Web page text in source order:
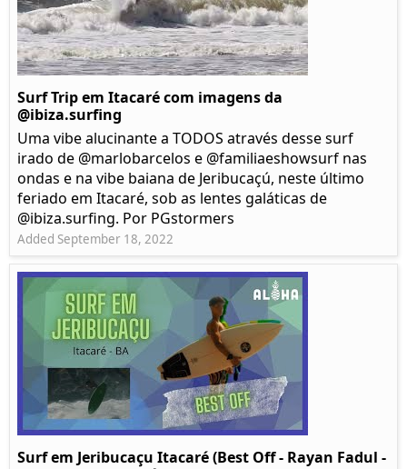
Surf Trip em Itacaré com imagens da
@ibiza.surfing
Uma vibe alucinante a TODOS através desse surf
irado de @marlobarcelos e @familiaeshowsurf nas
ondas e na vibe baiana de Jeribucaçú, neste último
feriado em Itacaré, sob as lentes galáticas de
@ibiza.surfing. Por PGstormers
Added September 18, 2022
Surf em Jeribucaçu Itacaré (Best Off - Rayan Fadul -